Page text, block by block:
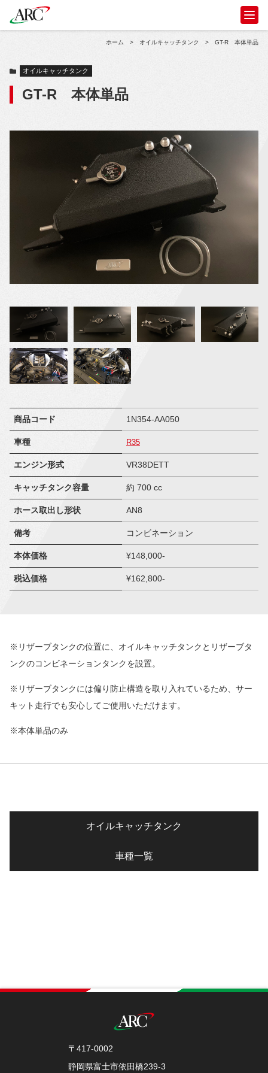
ホーム > オイルキャッチタンク > GT-R 本体単品
オイルキャッチタンク
GT-R 本体単品
商品コード 1N354-AA050
車種 R35
エンジン形式 VR38DETT
キャッチタンク容量 約 700 cc
ホース取出し形状 AN8
備考 コンビネーション
本体価格 ¥148,000-
税込価格 ¥162,800-
※リザーブタンクの位置に、オイルキャッチタンクとリザーブタ
ンクのコンビネーションタンクを設置。
※リザーブタンクには偏り防止構造を取り入れているため、サー
キット走行でも安心してご使用いただけます。
※本体単品のみ
オイルキャッチタンク
車種一覧
〒417-0002
静岡県富士市依田橋239-3